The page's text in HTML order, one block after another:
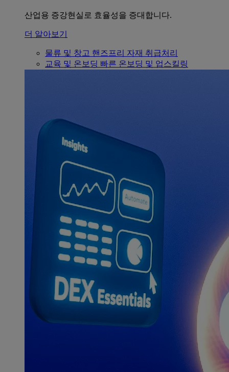
산업용 증강현실로 효율성을 증대합니다.
더 알아보기
물류 및 창고 핸즈프리 자재 취급처리
교육 및 온보딩 빠른 온보딩 및 업스킬링